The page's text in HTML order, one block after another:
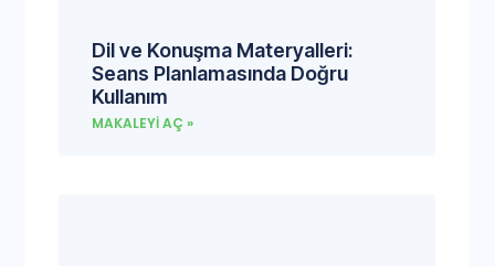
Dil ve Konuşma Materyalleri:
Seans Planlamasında Doğru
Kullanım
MAKALEYI AÇ »